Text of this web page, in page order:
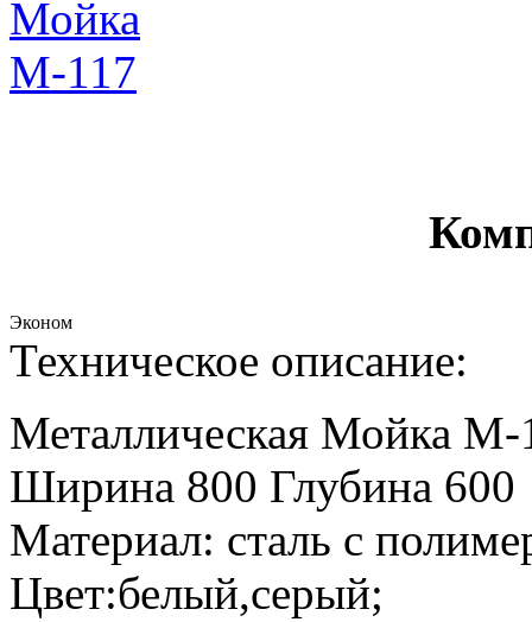
Эконом
Техническое описание:
Металлическая Мойка М-
Ширина 800 Глубина
Материал: сталь с
Цвет:белый,серый;